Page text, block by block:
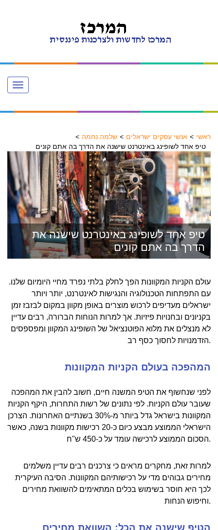
Toggle
navigation
ראשי אנשי עסקים ישראלים
שלמה נחמה
טיפ אחד לשופינג באינטרנט שישנה את הדרך בה אתם קונים
טיפ אחד לשופינג באינטרנט שישנה את
הדרך בה אתם קונים
עולם הקניות המקוונות הפך לחלק בלתי נפרד מחיי היומיום שלנו.
עם התפתחות הטכנולוגיה והנגישות לאינטרנט, יותר ויותר
ישראלים מעדיפים לרכוש מוצרים באופן מקוון במקום לבזבז זמן
בקניונים ובחנויות פיזיות. אך למרות הנוחות הברורה, רבים עדיין
לא מנצלים את מלוא הפוטנציאל של השופינג המקוון ומפספסים
הזדמנויות לחסוך כסף רב.
המהפכה בעולם הקניות המקוונות
לפני שנחשוף את הטיפ המשנה חיים, חשוב להבין את המהפכה
שעובר עולם הקניות. לפי נתונים של רשות התחרות, היקף הקניות
המקוונות בישראל גדל ביותר מ-30% בשנתיים האחרונות. הצרכן
הישראלי הממוצע מבצע כיום כ-20 רכישות מקוונות בשנה, כאשר
הסכום הממוצע לרכישה עומד על כ-450 ש"ח.
למרות זאת, מחקרים מראים כי צרכנים רבים עדיין משלמים
מחירים גבוהים מדי על רכישותיהם המקוונות. הסיבה העיקרית
לכך היא חוסר בשימוש בכלים המתאימים להשוואת מחירים
וחיפוש הנחות.
הטיפ שישנה את הכל: השוואת מחירים